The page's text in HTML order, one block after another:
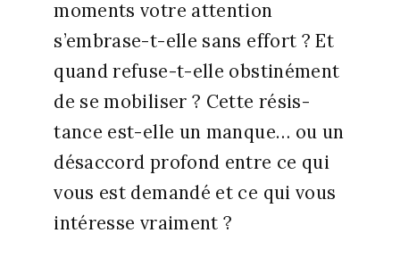
moments votre atten­tion
s’embrase-t-elle sans effort ? Et
quand refuse-t-elle obs­ti­né­ment
de se mobi­li­ser ? Cette résis­
tance est-elle un manque… ou un
désac­cord pro­fond entre ce qui
vous est deman­dé et ce qui vous
inté­resse vrai­ment ?